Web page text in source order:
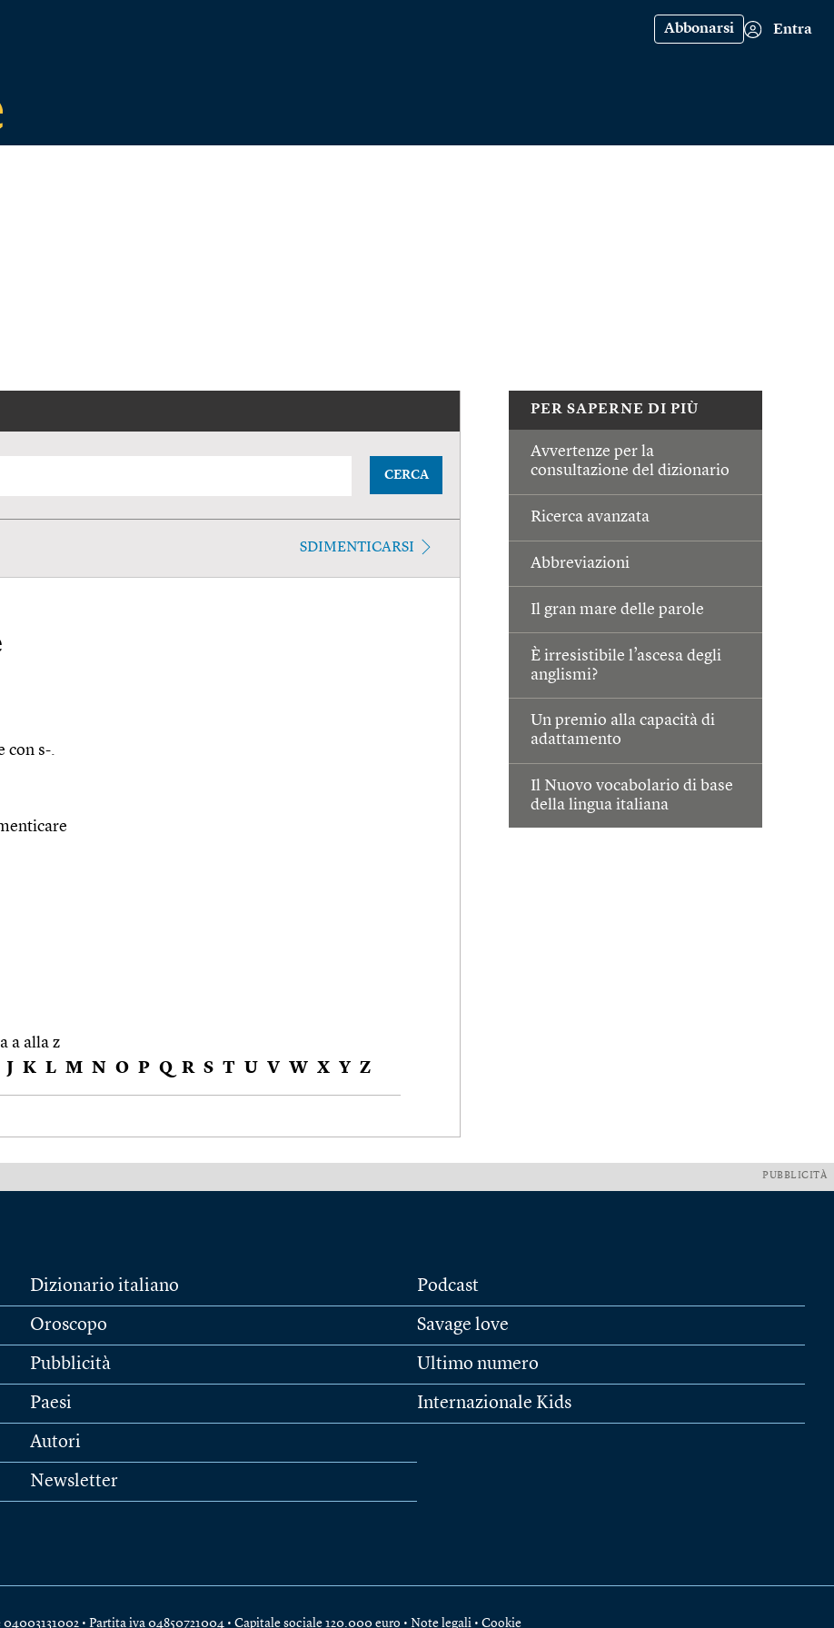
Abbonarsi Entra
PER SAPERNE DI PIÙ
Avvertenze per la
consultazione del dizionario
Ricerca avanzata
Abbreviazioni
Il gran mare delle parole
È irresistibile l’ascesa degli
anglismi?
Un premio alla capacità di
adattamento
Il Nuovo vocabolario di base
della lingua italiana
CERCA
SDIMENTICARSI
con s-.
a alla z
J K L M N O P Q R S T U V W X Y Z
PUBBLICITÀ
Dizionario italiano
Oroscopo
Pubblicità
Paesi
Autori
Newsletter
Podcast
Savage love
Ultimo numero
Internazionale Kids
• Partita iva 04850721004 • Capitale sociale 120.000 euro • Note legali • Cookie